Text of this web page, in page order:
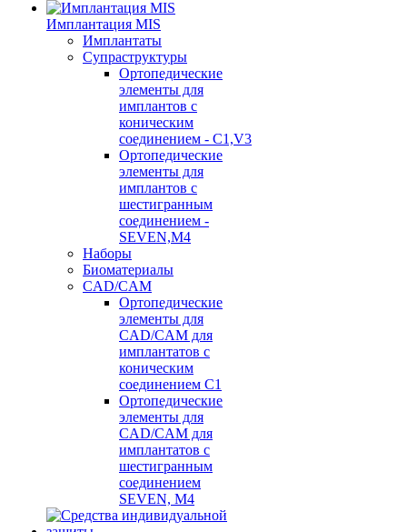
Имплантация MIS
Имплантаты
Супраструктуры
Ортопедические
элементы для
имплантов с
коническим
соединением - C1,V3
Ортопедические
элементы для
имплантов с
шестигранным
соединением -
SEVEN,M4
Наборы
Биоматериалы
CAD/CAM
Ортопедические
элементы для
CAD/CAM для
имплантатов с
коническим
соединением С1
Ортопедические
элементы для
CAD/CAM для
имплантатов с
шестигранным
соединением
SEVEN, М4